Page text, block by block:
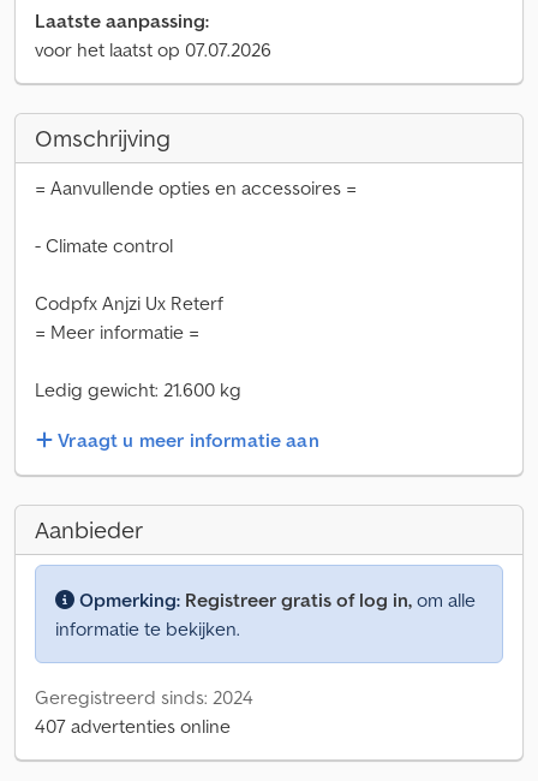
Laatste aanpassing:
voor het laatst op 07.07.2026
Omschrijving
= Aanvullende opties en accessoires =
- Climate control
Codpfx Anjzi Ux Reterf
= Meer informatie =
Ledig gewicht: 21.600 kg
Vraagt u meer informatie aan
Aanbieder
Opmerking: Registreer gratis of log in, om alle
informatie te bekijken.
Geregistreerd sinds: 2024
407 advertenties online